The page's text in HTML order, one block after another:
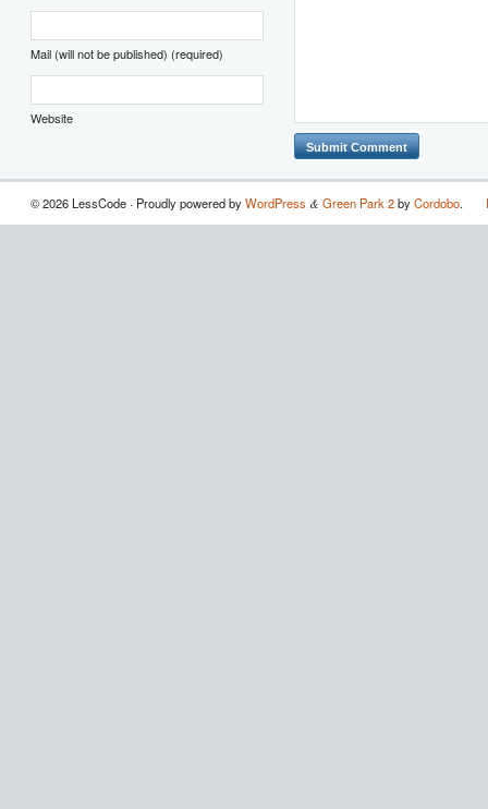
Mail (will not be published) (required)
Website
© 2026 LessCode · Proudly powered byWordPress & Green Park 2byCordobo.